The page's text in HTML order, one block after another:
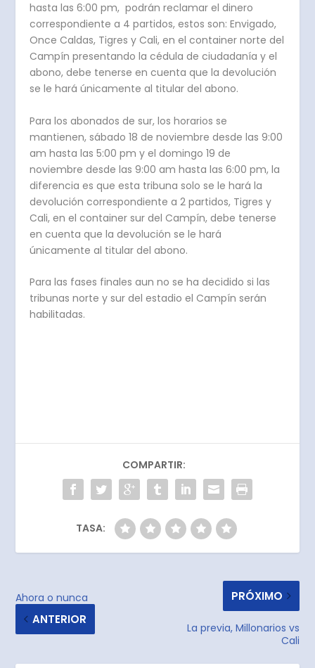
hasta las 6:00 pm, podrán reclamar el dinero
correspondiente a 4 partidos, estos son: Envigado,
Once Caldas, Tigres y Cali, en el container norte del
Campín presentando la cédula de ciudadanía y el
abono, debe tenerse en cuenta que la devolución
se le hará únicamente al titular del abono.
Para los abonados de sur, los horarios se
mantienen, sábado 18 de noviembre desde las 9:00
am hasta las 5:00 pm y el domingo 19 de
noviembre desde las 9:00 am hasta las 6:00 pm, la
diferencia es que esta tribuna solo se le hará la
devolución correspondiente a 2 partidos, Tigres y
Cali, en el container sur del Campín, debe tenerse
en cuenta que la devolución se le hará
únicamente al titular del abono.
Para las fases finales aun no se ha decidido si las
tribunas norte y sur del estadio el Campín serán
habilitadas.
COMPARTIR:
TASA:
Ahora o nunca
ANTERIOR
PRÓXIMO
La previa, Millonarios vs
Cali